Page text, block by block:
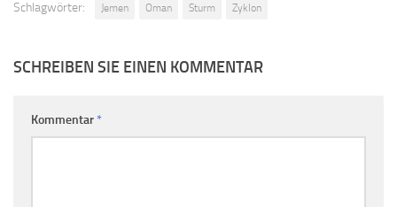
Schlagwörter: Jemen Oman Sturm Zyklon
SCHREIBEN SIE EINEN KOMMENTAR
Kommentar *